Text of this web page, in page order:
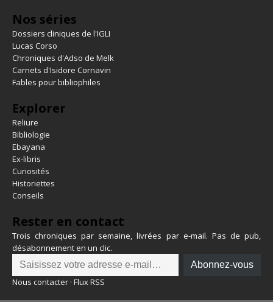
Nos séries
Dossiers cliniques de l'IGLI
Lucas Corso
Chroniques d'Adso de Melk
Carnets d'Isidore Cornavin
Fables pour bibliophiles
Explorer
Reliure
Bibliologie
Ebayana
Ex-libris
Curiosités
Historiettes
Conseils
Rester en contact
Trois chroniques par semaine, livrées par e-mail. Pas de pub,
désabonnement en un clic.
Abonnez-vous
Nous contacter · Flux RSS